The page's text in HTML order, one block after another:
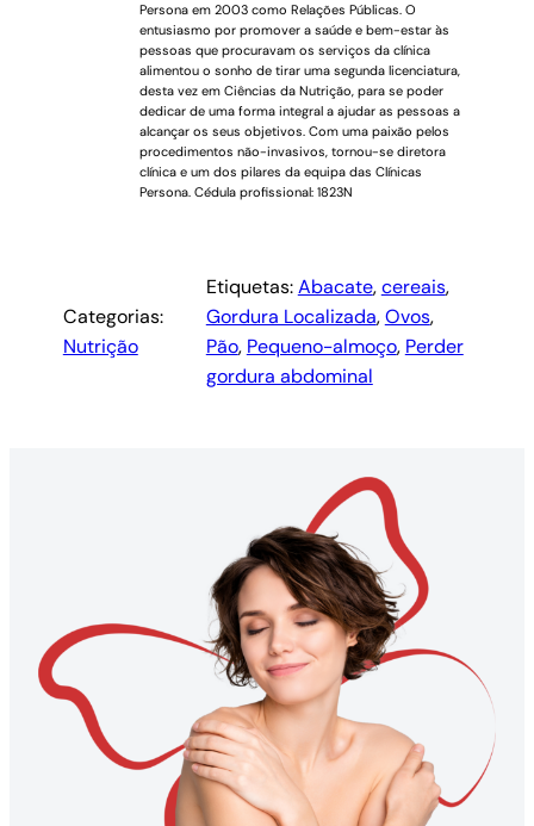
Persona em 2003 como Relações Públicas. O
entusiasmo por promover a saúde e bem-estar às
pessoas que procuravam os serviços da clínica
alimentou o sonho de tirar uma segunda licenciatura,
desta vez em Ciências da Nutrição, para se poder
dedicar de uma forma integral a ajudar as pessoas a
alcançar os seus objetivos. Com uma paixão pelos
procedimentos não-invasivos, tornou-se diretora
clínica e um dos pilares da equipa das Clínicas
Persona. Cédula profissional: 1823N
Categorias:
Nutrição
Etiquetas:Abacate, cereais,
Gordura Localizada, Ovos,
Pão, Pequeno-almoço, Perder
gordura abdominal